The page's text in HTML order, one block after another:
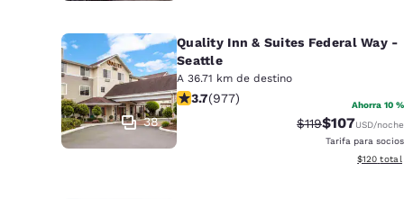
38
Quality Inn & Suites Federal Way -
Seattle
A 36.71 km de destino
calificación de 3.72 estrellas. Bueno.
3.7(977) Ahorra 10 %
Precio tachado:
$119Precio con
$107USD/noche
Tarifa para socios
Ver
$120 total